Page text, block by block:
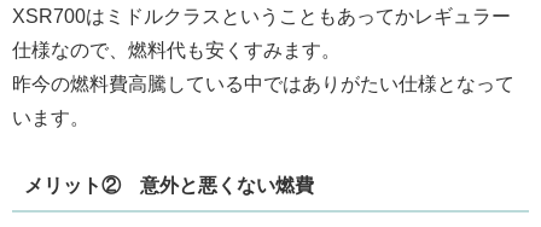
XSR700はミドルクラスということもあってかレギュラー
仕様なので、燃料代も安くすみます。
昨今の燃料費高騰している中ではありがたい仕様となって
います。
メリット② 意外と悪くない燃費